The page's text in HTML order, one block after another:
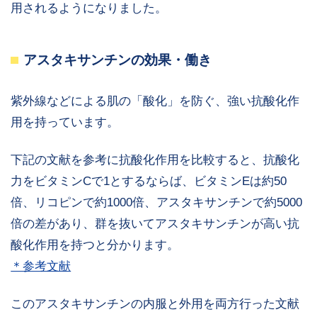
用されるようになりました。
アスタキサンチンの効果・働き
紫外線などによる肌の「酸化」を防ぐ、強い抗酸化作
用を持っています。
下記の文献を参考に抗酸化作用を比較すると、抗酸化
力をビタミンCで1とするならば、ビタミンEは約50
倍、リコピンで約1000倍、アスタキサンチンで約5000
倍の差があり、群を抜いてアスタキサンチンが高い抗
酸化作用を持つと分かります。
＊参考文献
このアスタキサンチンの内服と外用を両方行った文献